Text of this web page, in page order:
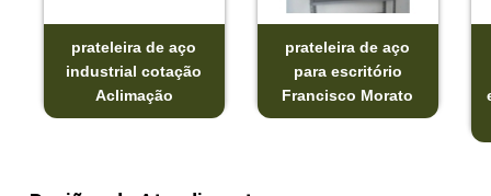
prateleira de aço
industrial cotação
Aclimação
prateleira de aço
para escritório
Francisco Morato